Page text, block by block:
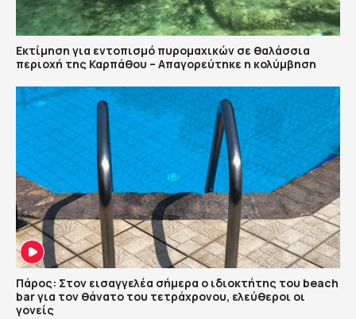
Εκτίμηση για εντοπισμό πυρομαχικών σε θαλάσσια
περιοχή της Καρπάθου – Απαγορεύτηκε η κολύμβηση
Πάρος: Στον εισαγγελέα σήμερα ο ιδιοκτήτης του beach
bar για τον θάνατο του τετράχρονου, ελεύθεροι οι
γονείς